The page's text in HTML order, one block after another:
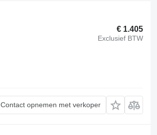
€ 1.405
Exclusief BTW
Contact opnemen met verkoper